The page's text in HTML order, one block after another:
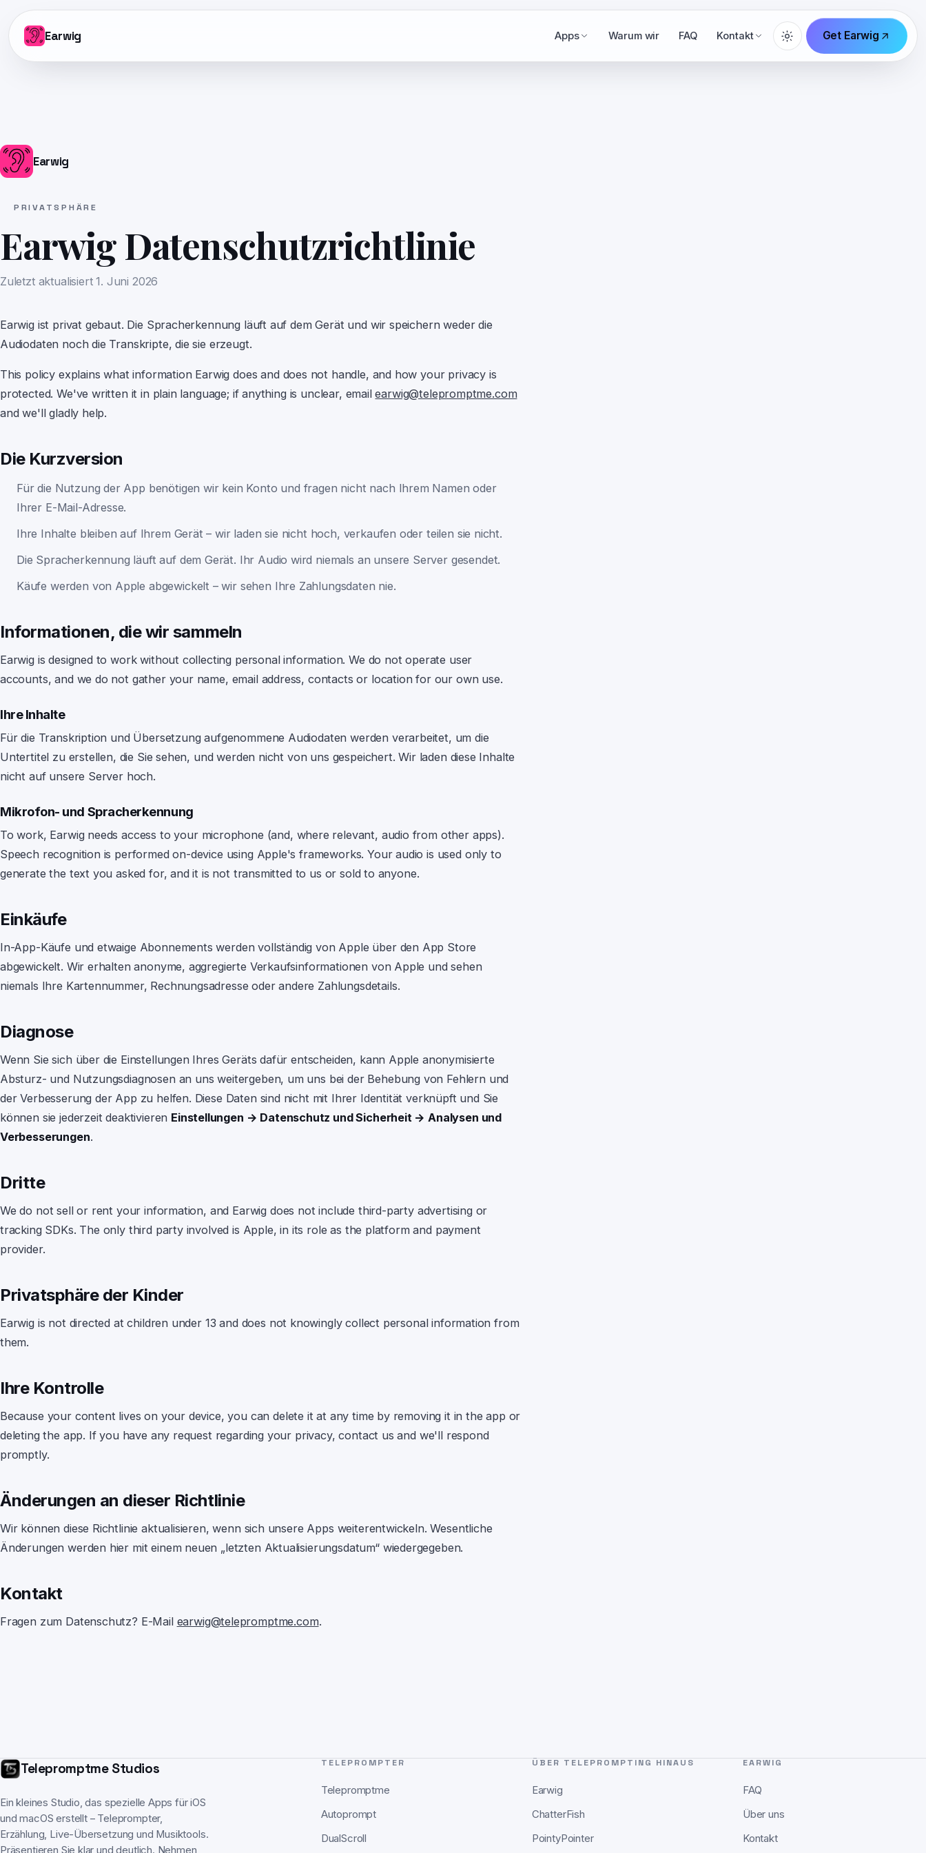
Earwig Apps Warum wir FAQ Kontakt Get Earwig
Earwig
PRIVATSPHÄRE
Earwig Datenschutzrichtlinie
Zuletzt aktualisiert 1. Juni 2026
Earwig ist privat gebaut. Die Spracherkennung läuft auf dem Gerät und wir speichern weder die
Audiodaten noch die Transkripte, die sie erzeugt.
This policy explains what information Earwig does and does not handle, and how your privacy is
protected. We've written it in plain language; if anything is unclear, email earwig@telepromptme.com
and we'll gladly help.
Die Kurzversion
Für die Nutzung der App benötigen wir kein Konto und fragen nicht nach Ihrem Namen oder
Ihrer E-Mail-Adresse.
Ihre Inhalte bleiben auf Ihrem Gerät – wir laden sie nicht hoch, verkaufen oder teilen sie nicht.
Die Spracherkennung läuft auf dem Gerät. Ihr Audio wird niemals an unsere Server gesendet.
Käufe werden von Apple abgewickelt – wir sehen Ihre Zahlungsdaten nie.
Informationen, die wir sammeln
Earwigis designed to work without collecting personal information. We do not operate user
accounts, and we do not gather your name, email address, contacts or location for our own use.
Ihre Inhalte
Für die Transkription und Übersetzung aufgenommene Audiodaten werden verarbeitet, um die
Untertitel zu erstellen, die Sie sehen, und werden nicht von uns gespeichert. Wir laden diese Inhalte
nicht auf unsere Server hoch.
Mikrofon- und Spracherkennung
To work, Earwigneeds access to your microphone (and, where relevant, audio from other apps).
Speech recognition is performed on-device using Apple's frameworks. Your audio is used only to
generate the text you asked for, and it is not transmitted to us or sold to anyone.
Einkäufe
In-App-Käufe und etwaige Abonnements werden vollständig von Apple über den App Store
abgewickelt. Wir erhalten anonyme, aggregierte Verkaufsinformationen von Apple und sehen
niemals Ihre Kartennummer, Rechnungsadresse oder andere Zahlungsdetails.
Diagnose
Wenn Sie sich über die Einstellungen Ihres Geräts dafür entscheiden, kann Apple anonymisierte
Absturz- und Nutzungsdiagnosen an uns weitergeben, um uns bei der Behebung von Fehlern und
der Verbesserung der App zu helfen. Diese Daten sind nicht mit Ihrer Identität verknüpft und Sie
können sie jederzeit deaktivieren Einstellungen → Datenschutz und Sicherheit → Analysen und
Verbesserungen.
Dritte
We do not sell or rent your information, and Earwig does not include third-party advertising or
tracking SDKs. The only third party involved is Apple, in its role as the platform and payment
provider.
Privatsphäre der Kinder
Earwigis not directed at children under 13 and does not knowingly collect personal information from
them.
Ihre Kontrolle
Because your content lives on your device, you can delete it at any time by removing it in the app or
deleting the app. If you have any request regarding your privacy, contact us and we'll respond
promptly.
Änderungen an dieser Richtlinie
Wir können diese Richtlinie aktualisieren, wenn sich unsere Apps weiterentwickeln. Wesentliche
Änderungen werden hier mit einem neuen „letzten Aktualisierungsdatum“ wiedergegeben.
Kontakt
Fragen zum Datenschutz? E-Mail earwig@telepromptme.com.
Telepromptme Studios
Ein kleines Studio, das spezielle Apps für iOS
und macOS erstellt – Teleprompter,
Erzählung, Live-Übersetzung und Musiktools.
Präsentieren Sie klar und deutlich. Nehmen
TELEPROMPTER
Telepromptme
Autoprompt
DualScroll
ÜBER TELEPROMPTING HINAUS
Earwig
ChatterFish
PointyPointer
EARWIG
FAQ
Über uns
Kontakt